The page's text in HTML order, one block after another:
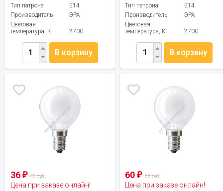
Тип патрона
E14
Производитель
ЭРА
Цветовая
температура, К
2700
В корзину
Тип патрона
E14
Производитель
ЭРА
Цветовая
температура, К
2700
В корзину
36 ₽ 40 руб.
Цена при заказе онлайн!
60₽ 66 руб.
Цена при заказе онлайн!